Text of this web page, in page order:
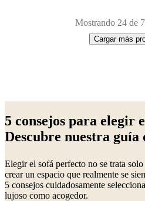
Mostrando 24 de
Cargar más
page
metalAluminio RobleAceroLacaDe
madera
5 consejos para elegir
Descubre nuestra guía
Elegir el sofá perfecto no se trata
crear un espacio que realmente se
5 consejos cuidadosamente
lujoso como acogedor.